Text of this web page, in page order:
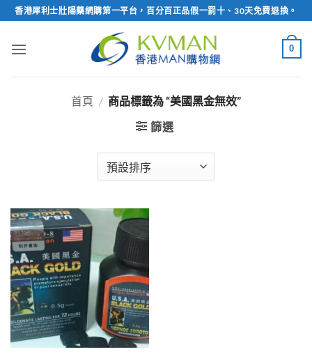
Skip
to
content
香港犀利士壯陽藥網購第一平台，百分百正品假一罰十、30天免費退換。
0
首頁 / 商品標籤為 “美國黑金無效”
篩選